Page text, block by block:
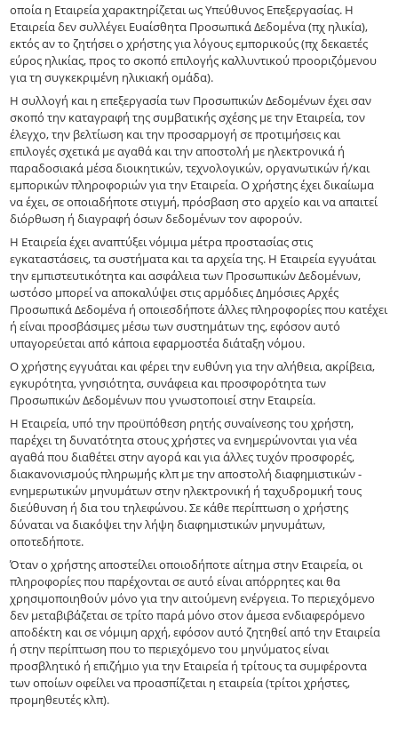
οποία η Εταιρεία χαρακτηρίζεται ως Υπεύθυνος Επεξεργασίας. Η
Εταιρεία δεν συλλέγει Ευαίσθητα Προσωπικά Δεδομένα (πχ ηλικία),
εκτός αν το ζητήσει ο χρήστης για λόγους εμπορικούς (πχ δεκαετές
εύρος ηλικίας, προς το σκοπό επιλογής καλλυντικού προοριζόμενου
για τη συγκεκριμένη ηλικιακή ομάδα).
Η συλλογή και η επεξεργασία των Προσωπικών Δεδομένων έχει σαν
σκοπό την καταγραφή της συμβατικής σχέσης με την Εταιρεία, τον
έλεγχο, την βελτίωση και την προσαρμογή σε προτιμήσεις και
επιλογές σχετικά με αγαθά και την αποστολή με ηλεκτρονικά ή
παραδοσιακά μέσα διοικητικών, τεχνολογικών, οργανωτικών ή/και
εμπορικών πληροφοριών για την Εταιρεία. Ο χρήστης έχει δικαίωμα
να έχει, σε οποιαδήποτε στιγμή, πρόσβαση στο αρχείο και να απαιτεί
διόρθωση ή διαγραφή όσων δεδομένων τον αφορούν.
H Εταιρεία έχει αναπτύξει νόμιμα μέτρα προστασίας στις
εγκαταστάσεις, τα συστήματα και τα αρχεία της. Η Εταιρεία εγγυάται
την εμπιστευτικότητα και ασφάλεια των Προσωπικών Δεδομένων,
ωστόσο μπορεί να αποκαλύψει στις αρμόδιες Δημόσιες Αρχές
Προσωπικά Δεδομένα ή οποιεσδήποτε άλλες πληροφορίες που κατέχει
ή είναι προσβάσιμες μέσω των συστημάτων της, εφόσον αυτό
υπαγορεύεται από κάποια εφαρμοστέα διάταξη νόμου.
Ο χρήστης εγγυάται και φέρει την ευθύνη για την αλήθεια, ακρίβεια,
εγκυρότητα, γνησιότητα, συνάφεια και προσφορότητα των
Προσωπικών Δεδομένων που γνωστοποιεί στην Εταιρεία.
Η Εταιρεία, υπό την προϋπόθεση ρητής συναίνεσης του χρήστη,
παρέχει τη δυνατότητα στους χρήστες να ενημερώνονται για νέα
αγαθά που διαθέτει στην αγορά και για άλλες τυχόν προσφορές,
διακανονισμούς πληρωμής κλπ με την αποστολή διαφημιστικών -
ενημερωτικών μηνυμάτων στην ηλεκτρονική ή ταχυδρομική τους
διεύθυνση ή δια του τηλεφώνου. Σε κάθε περίπτωση ο χρήστης
δύναται να διακόψει την λήψη διαφημιστικών μηνυμάτων,
οποτεδήποτε.
Όταν ο χρήστης αποστείλει οποιοδήποτε αίτημα στην Εταιρεία, οι
πληροφορίες που παρέχονται σε αυτό είναι απόρρητες και θα
χρησιμοποιηθούν μόνο για την αιτούμενη ενέργεια. Το περιεχόμενο
δεν μεταβιβάζεται σε τρίτο παρά μόνο στον άμεσα ενδιαφερόμενο
αποδέκτη και σε νόμιμη αρχή, εφόσον αυτό ζητηθεί από την Εταιρεία
ή στην περίπτωση που το περιεχόμενο του μηνύματος είναι
προσβλητικό ή επιζήμιο για την Εταιρεία ή τρίτους τα συμφέροντα
των οποίων οφείλει να προασπίζεται η εταιρεία (τρίτοι χρήστες,
προμηθευτές κλπ).